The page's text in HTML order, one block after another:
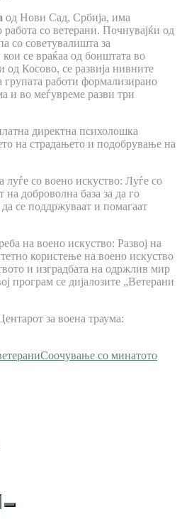
од Нови Сад, Србија, има
со ветерани. Почнувајќи од
со советувалишта за
се враќаа од боиштата во
Косово, се развија нивните
работи формализирано
и во меѓувреме разви три
директна психолошка
на страдањето и подобрување на
со воено искуство: Луѓе со
на доброволна база за да го
се поддржуваат и помагаат
на воено искуство: Развој на
користење на воено искуство
и изградбата на одржлив мир
програм се дијалозите „Ветерани
за воена траума:
Соочување со минатото